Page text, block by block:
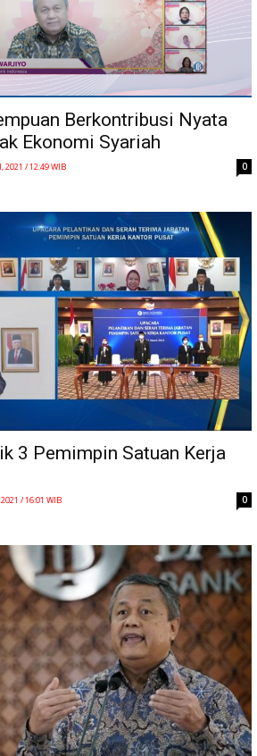
Berkontribusi Nyata
Ekonomi Syariah
2021 / 12:49 WIB 0
3 Pemimpin Satuan Kerja
/ 16:01 WIB 0